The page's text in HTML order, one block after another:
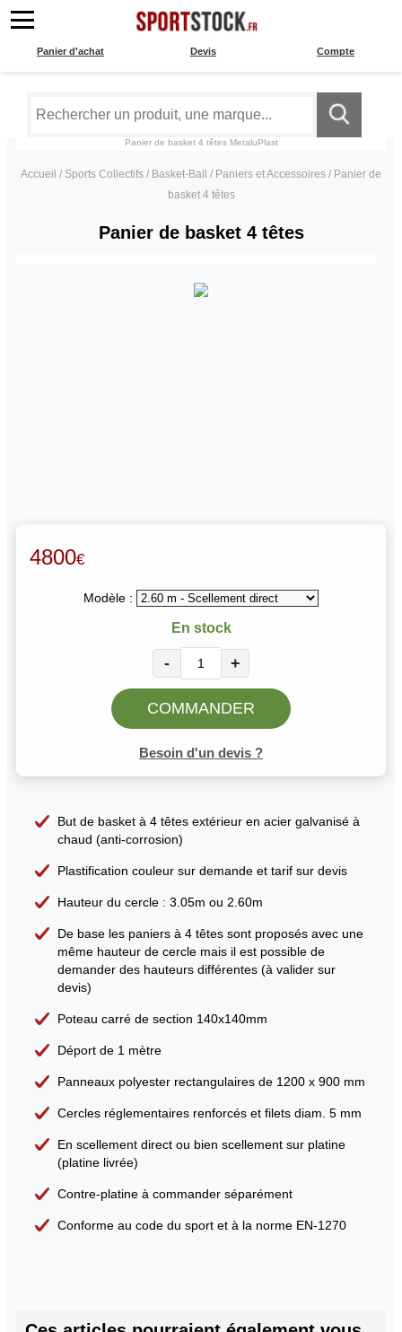
Compte
Devis
Panier d'achat
Panier de basket 4 têtes MetaluPlast
Accueil / Sports Collectifs / Basket-Ball / Paniers et Accessoires / Panier de
basket 4 têtes
Panier de basket 4 têtes
4800€
Modèle :
En stock
- +
COMMANDER
Besoin d'un devis ?
But de basket à 4 têtes extérieur en acier galvanisé à
chaud (anti-corrosion)
Plastification couleur sur demande et tarif sur devis
Hauteur du cercle : 3.05m ou 2.60m
De base les paniers à 4 têtes sont proposés avec une
même hauteur de cercle mais il est possible de
demander des hauteurs différentes (à valider sur
devis)
Poteau carré de section 140x140mm
Déport de 1 mètre
Panneaux polyester rectangulaires de 1200 x 900 mm
Cercles réglementaires renforcés et filets diam. 5 mm
En scellement direct ou bien scellement sur platine
(platine livrée)
Contre-platine à commander séparément
Conforme au code du sport et à la norme EN-1270